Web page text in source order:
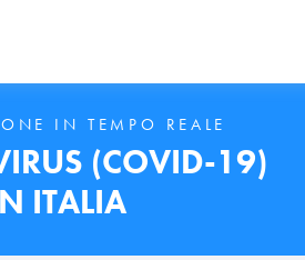
IN TEMPO REALE
(COVID-19)
ITALIA